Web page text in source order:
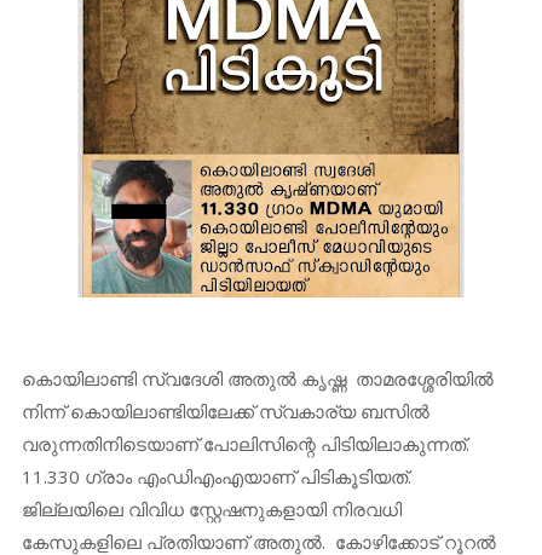
കൊയിലാണ്ടി സ്വദേശി അതുൽ കൃഷ്ണ താമരശ്ശേരിയിൽ
നിന്ന് കൊയിലാണ്ടിയിലേക്ക് സ്വകാര്യ ബസിൽ
വരുന്നതിനിടെയാണ് പോലിസിന്റെ പിടിയിലാകുന്നത്.
11.330 ​ഗ്രാം എംഡിഎംഎയാണ് പിടികൂടിയത്.
ജില്ലയിലെ വിവിധ സ്റ്റേഷനുകളായി നിരവധി
കേസുകളിലെ പ്രതിയാണ് അതുൽ. കോഴിക്കോട് റൂറൽ